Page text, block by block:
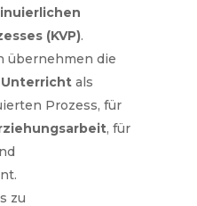
(KVP).
übernehmen die
als
Prozess, für
, für
zu